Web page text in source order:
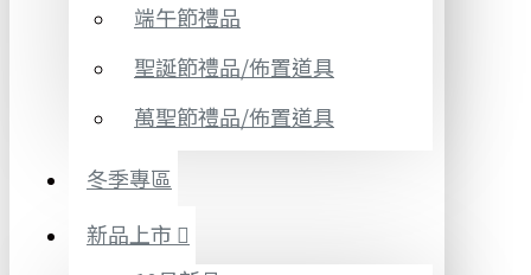
端午節禮品
聖誕節禮品/佈置道具
萬聖節禮品/佈置道具
冬季專區
新品上市